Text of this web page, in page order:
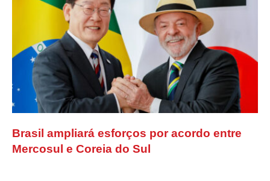
Brasil ampliará esforços por acordo entre
Mercosul e Coreia do Sul